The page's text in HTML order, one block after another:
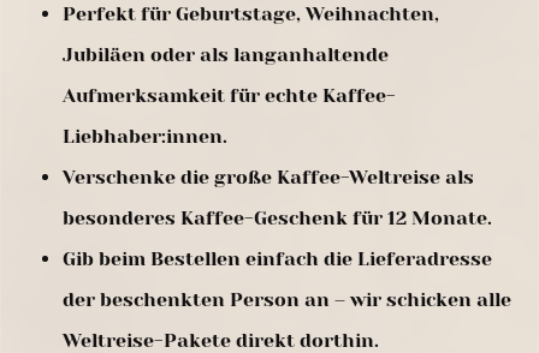
Perfekt für Geburtstage, Weihnachten,
Jubiläen oder als langanhaltende
Aufmerksamkeit für echte Kaffee-
Liebhaber:innen.
Verschenke die große Kaffee-Weltreise als
besonderes Kaffee-Geschenk für 12 Monate.
Gib beim Bestellen einfach die Lieferadresse
der beschenkten Person an – wir schicken alle
Weltreise-Pakete direkt dorthin.